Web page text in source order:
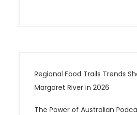
Regional Food Trails Trends
Margaret River in 2026
The Power of Australian